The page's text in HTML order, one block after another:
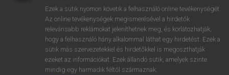
SZOTAR.NET APPLIKÁCIÓ
MICROSOFT OFFICE BŐVÍTMÉNY
BEÉPÜLŐ SZÓTÁRMODUL
Ezek a sütik nyomon követik a felhasználó online tevékenységét.
Az online tevékenységek megismerésével a hirdetők
relevánsabb reklámokat jeleníthetnek meg, és korlátozhatják,
hogy a felhasználó hány alkalommal láthat egy hirdetést. Ezek a
sütik más szervezetekkel és hirdetőkkel is megoszthatják
ezeket az információkat. Ezek állandó sütik, amelyek szinte
mindig egy harmadik féltől származnak.